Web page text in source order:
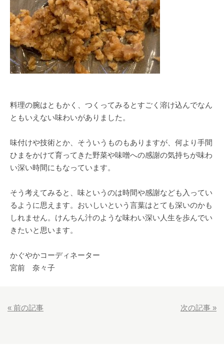
料理の腕はともかく、つくってみるとすごく溶け込んでなん
ともいえない味わいがありました。
味付けや技術とか、そういうものもありますが、何より手間
ひまをかけて育ってきた野菜や味噌への感謝の気持ちが味わ
い深い時間にもなっています。
そう考えてみると、味というのは時間や感謝なども入ってい
るように思えます。おいしいという言葉はとても深いのかも
しれません。けんちん汁のような味わい深い人生を歩んでい
きたいと思います。
かぐやかコーディネーター
宮前 奈々子
« 前の記事 次の記事 »